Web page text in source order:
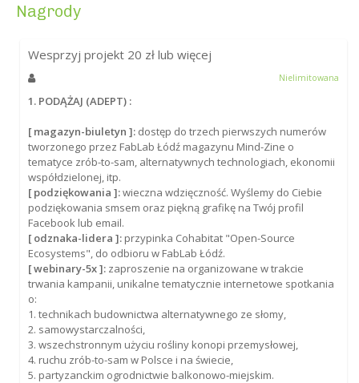
Nagrody
Wesprzyj projekt 20 zł lub więcej
Nielimitowana
1. PODĄŻAJ (ADEPT) :
[ magazyn-biuletyn ]:dostęp do trzech pierwszych numerów
tworzonego przez FabLab Łódź magazynu Mind-Zine o
tematyce zrób-to-sam, alternatywnych technologiach, ekonomii
współdzielonej, itp.
[ podziękowania ]:wieczna wdzięczność. Wyślemy do Ciebie
podziękowania smsem oraz piękną grafikę na Twój profil
Facebook lub email.
[ odznaka-lidera ]:przypinka Cohabitat "Open-Source
Ecosystems", do odbioru w FabLab Łódź.
[ webinary-5x ]:zaproszenie na organizowane w trakcie
trwania kampanii, unikalne tematycznie internetowe spotkania
o:
1. technikach budownictwa alternatywnego ze słomy,
2. samowystarczalności,
3. wszechstronnym użyciu rośliny konopi przemysłowej,
4. ruchu zrób-to-sam w Polsce i na świecie,
5. partyzanckim ogrodnictwie balkonowo-miejskim.